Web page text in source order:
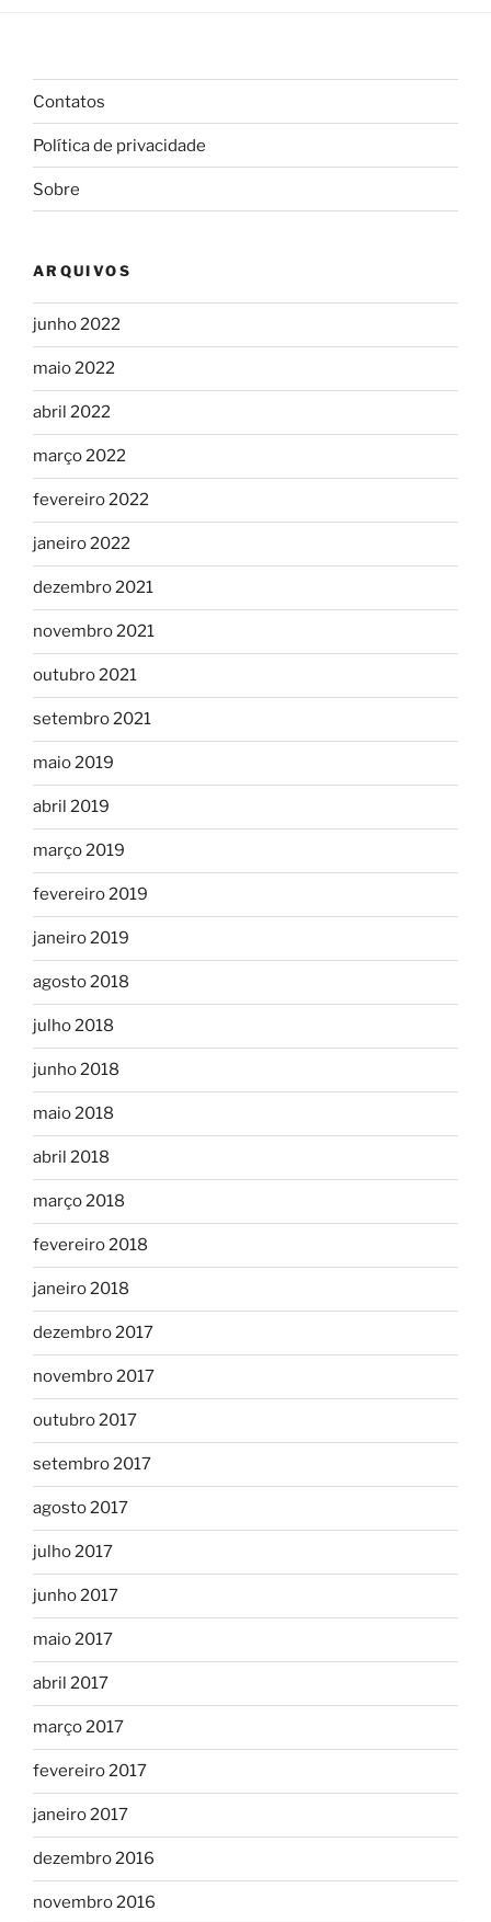
Contatos
Política de privacidade
Sobre
ARQUIVOS
junho 2022
maio 2022
abril 2022
março 2022
fevereiro 2022
janeiro 2022
dezembro 2021
novembro 2021
outubro 2021
setembro 2021
maio 2019
abril 2019
março 2019
fevereiro 2019
janeiro 2019
agosto 2018
julho 2018
junho 2018
maio 2018
abril 2018
março 2018
fevereiro 2018
janeiro 2018
dezembro 2017
novembro 2017
outubro 2017
setembro 2017
agosto 2017
julho 2017
junho 2017
maio 2017
abril 2017
março 2017
fevereiro 2017
janeiro 2017
dezembro 2016
novembro 2016